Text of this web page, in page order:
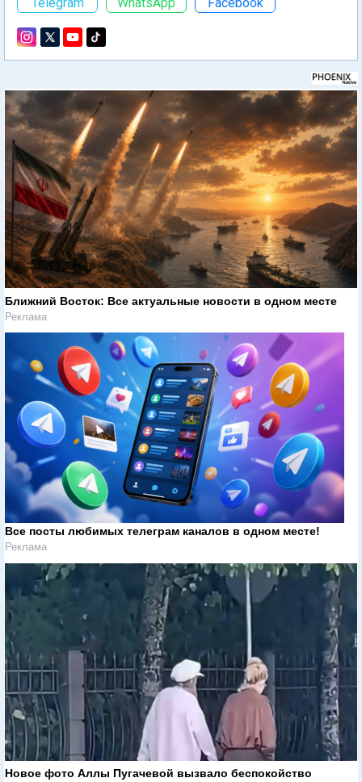
Ближний Восток: Все актуальные новости в одном месте
Реклама
Все посты любимых телеграм каналов в одном месте!
Реклама
Новое фото Аллы Пугачевой вызвало беспокойство